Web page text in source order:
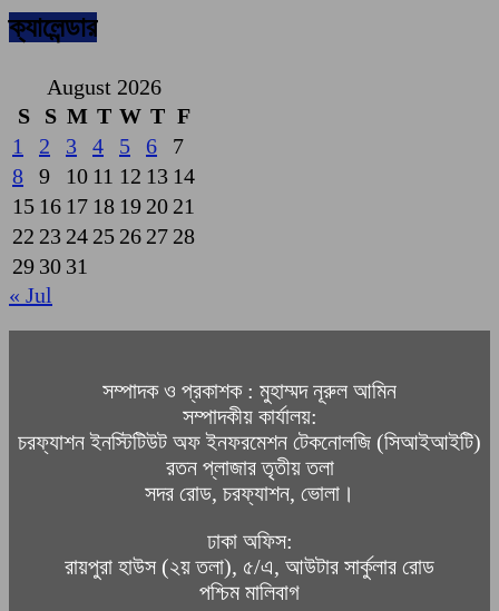
ক্যালেন্ডার
August 2026
S
S M T W T F
1
2 3 4 5 6
7
8
9 10 11 12 13 14
15 16 17 18 19 20 21
22 23 24 25 26 27 28
29 30 31
« Jul
সম্পাদক ও প্রকাশক : মুহাম্মদ নূরুল আমিন
সম্পাদকীয় কার্যালয়:
চরফ্যাশন ইনস্টিটিউট অফ ইনফরমেশন টেকনোলজি (সিআইআইটি)
রতন প্লাজার তৃতীয় তলা
সদর রোড, চরফ্যাশন, ভোলা।
ঢাকা অফিস:
রায়পুরা হাউস (২য় তলা), ৫/এ, আউটার সার্কুলার রোড
পশ্চিম মালিবাগ